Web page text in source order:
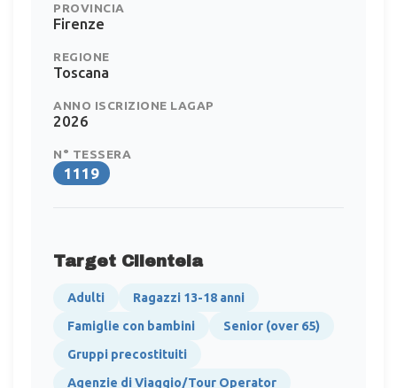
PROVINCIA
Firenze
REGIONE
Toscana
ANNO ISCRIZIONE LAGAP
2026
N° TESSERA
1119
Target Clientela
Adulti
Ragazzi 13-18 anni
Famiglie con bambini
Senior (over 65)
Gruppi precostituiti
Agenzie di Viaggio/Tour Operator